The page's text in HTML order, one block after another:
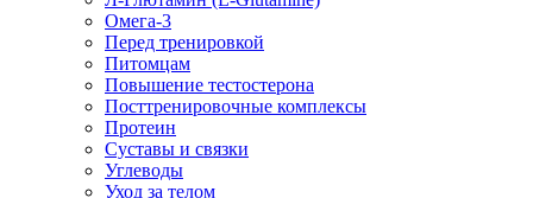
Омега-3
Перед тренировкой
Питомцам
Повышение тестостерона
Посттренировочные комплексы
Протеин
Суставы и связки
Углеводы
Уход за телом